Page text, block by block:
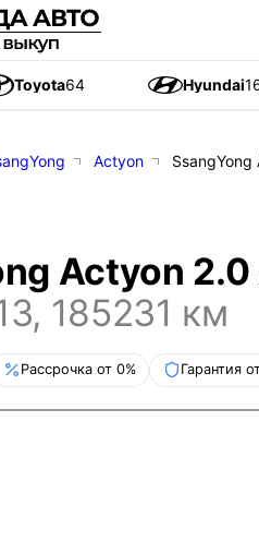
Toyota64 Hyundai
Actyon SsangYong
Actyon 2.0
, 185231 км
Рассрочка от 0% Гарантия